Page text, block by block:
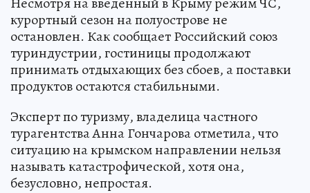
курортный сезон на полуострове не
остановлен. Как сообщает Российский союз
туриндустрии, гостиницы продолжают
принимать отдыхающих без сбоев, а поставки
продуктов остаются стабильными.
Эксперт по туризму, владелица частного
турагентства Анна Гончарова отметила, что
ситуацию на крымском направлении нельзя
называть катастрофической, хотя она,
безусловно, непростая.